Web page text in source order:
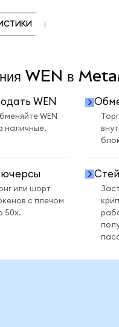
WEN в
WEN
WEN
наличные.
или шорт
с плечом
50x.